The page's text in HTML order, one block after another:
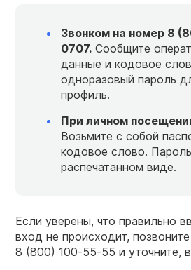
Звонком на номер 8
0707. Сообщите
данные и кодовое
одноразовый пароль
профиль.
При личном
Возьмите с собой
кодовое слово.
распечатанном виде.
Если уверены, что правильно
вход не происходит,
8 (800) 100‑55‑55 и уточните,